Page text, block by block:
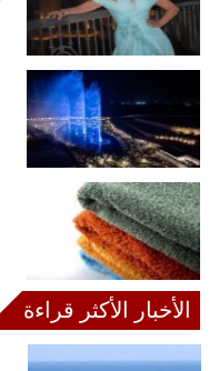
الأخبار الأكثر قراءة